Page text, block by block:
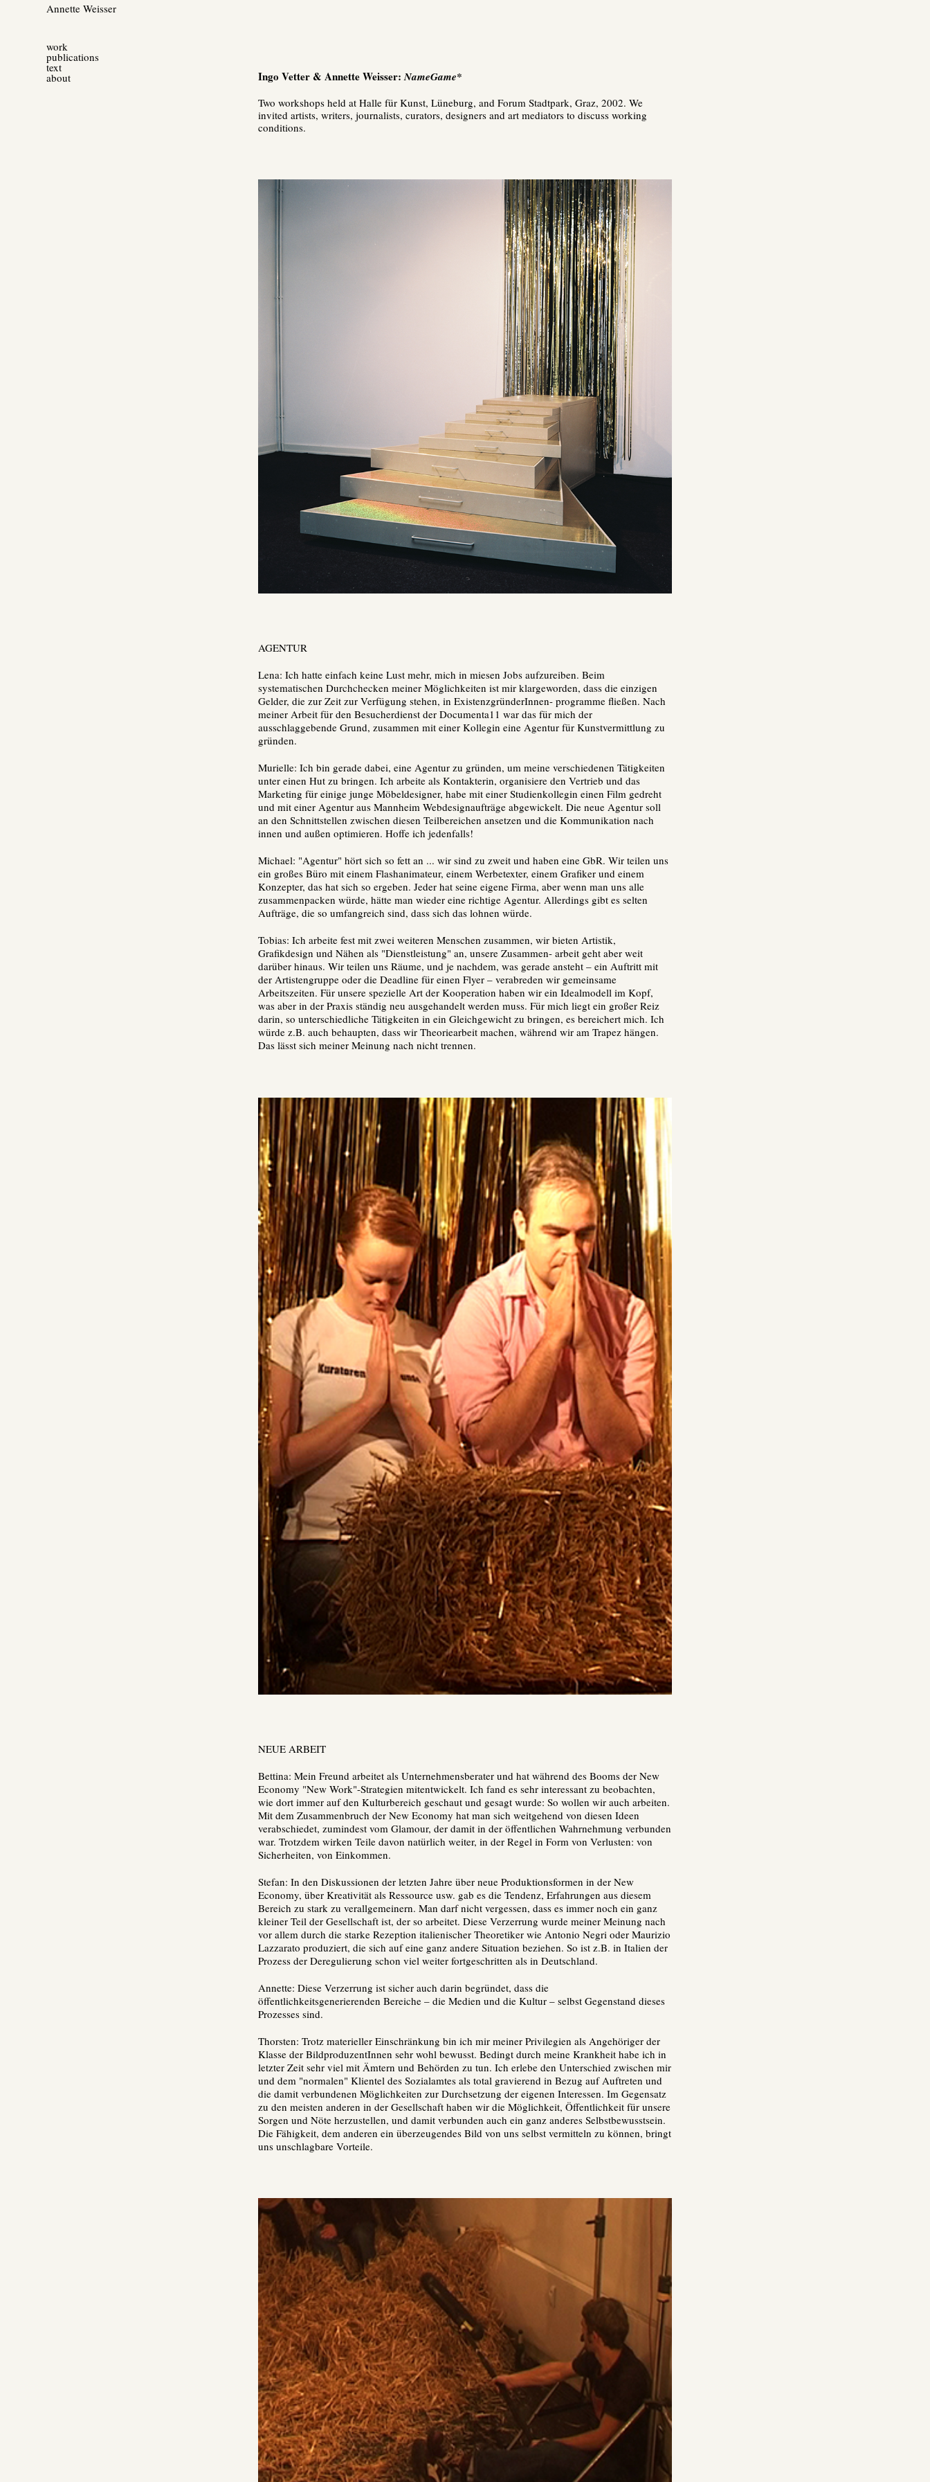
Annette Weisser
work
publications
text
about Ingo Vetter & Annette Weisser:NameGame*
Two workshops held at Halle für Kunst, Lüneburg, and Forum Stadtpark, Graz, 2002. We
invited artists, writers, journalists, curators, designers and art mediators to discuss working
conditions.
AGENTUR
Lena: Ich hatte einfach keine Lust mehr, mich in miesen Jobs aufzureiben. Beim
systematischen Durchchecken meiner Möglichkeiten ist mir klargeworden, dass die einzigen
Gelder, die zur Zeit zur Verfügung stehen, in ExistenzgründerInnen- programme fließen. Nach
meiner Arbeit für den Besucherdienst der Documenta11 war das für mich der
ausschlaggebende Grund, zusammen mit einer Kollegin eine Agentur für Kunstvermittlung zu
gründen.
Murielle: Ich bin gerade dabei, eine Agentur zu gründen, um meine verschiedenen Tätigkeiten
unter einen Hut zu bringen. Ich arbeite als Kontakterin, organisiere den Vertrieb und das
Marketing für einige junge Möbeldesigner, habe mit einer Studienkollegin einen Film gedreht
und mit einer Agentur aus Mannheim Webdesignaufträge abgewickelt. Die neue Agentur soll
an den Schnittstellen zwischen diesen Teilbereichen ansetzen und die Kommunikation nach
innen und außen optimieren. Hoffe ich jedenfalls!
Michael: "Agentur" hört sich so fett an ... wir sind zu zweit und haben eine GbR. Wir teilen uns
ein großes Büro mit einem Flashanimateur, einem Werbetexter, einem Grafiker und einem
Konzepter, das hat sich so ergeben. Jeder hat seine eigene Firma, aber wenn man uns alle
zusammenpacken würde, hätte man wieder eine richtige Agentur. Allerdings gibt es selten
Aufträge, die so umfangreich sind, dass sich das lohnen würde.
Tobias: Ich arbeite fest mit zwei weiteren Menschen zusammen, wir bieten Artistik,
Grafikdesign und Nähen als "Dienstleistung" an, unsere Zusammen- arbeit geht aber weit
darüber hinaus. Wir teilen uns Räume, und je nachdem, was gerade ansteht – ein Auftritt mit
der Artistengruppe oder die Deadline für einen Flyer – verabreden wir gemeinsame
Arbeitszeiten. Für unsere spezielle Art der Kooperation haben wir ein Idealmodell im Kopf,
was aber in der Praxis ständig neu ausgehandelt werden muss. Für mich liegt ein großer Reiz
darin, so unterschiedliche Tätigkeiten in ein Gleichgewicht zu bringen, es bereichert mich. Ich
würde z.B. auch behaupten, dass wir Theoriearbeit machen, während wir am Trapez hängen.
Das lässt sich meiner Meinung nach nicht trennen.
NEUE ARBEIT
Bettina: Mein Freund arbeitet als Unternehmensberater und hat während des Booms der New
Economy "New Work"-Strategien mitentwickelt. Ich fand es sehr interessant zu beobachten,
wie dort immer auf den Kulturbereich geschaut und gesagt wurde: So wollen wir auch arbeiten.
Mit dem Zusammenbruch der New Economy hat man sich weitgehend von diesen Ideen
verabschiedet, zumindest vom Glamour, der damit in der öffentlichen Wahrnehmung verbunden
war. Trotzdem wirken Teile davon natürlich weiter, in der Regel in Form von Verlusten: von
Sicherheiten, von Einkommen.
Stefan: In den Diskussionen der letzten Jahre über neue Produktionsformen in der New
Economy, über Kreativität als Ressource usw. gab es die Tendenz, Erfahrungen aus diesem
Bereich zu stark zu verallgemeinern. Man darf nicht vergessen, dass es immer noch ein ganz
kleiner Teil der Gesellschaft ist, der so arbeitet. Diese Verzerrung wurde meiner Meinung nach
vor allem durch die starke Rezeption italienischer Theoretiker wie Antonio Negri oder Maurizio
Lazzarato produziert, die sich auf eine ganz andere Situation beziehen. So ist z.B. in Italien der
Prozess der Deregulierung schon viel weiter fortgeschritten als in Deutschland.
Annette: Diese Verzerrung ist sicher auch darin begründet, dass die
öffentlichkeitsgenerierenden Bereiche – die Medien und die Kultur – selbst Gegenstand dieses
Prozesses sind.
Thorsten: Trotz materieller Einschränkung bin ich mir meiner Privilegien als Angehöriger der
Klasse der BildproduzentInnen sehr wohl bewusst. Bedingt durch meine Krankheit habe ich in
letzter Zeit sehr viel mit Ämtern und Behörden zu tun. Ich erlebe den Unterschied zwischen mir
und dem "normalen" Klientel des Sozialamtes als total gravierend in Bezug auf Auftreten und
die damit verbundenen Möglichkeiten zur Durchsetzung der eigenen Interessen. Im Gegensatz
zu den meisten anderen in der Gesellschaft haben wir die Möglichkeit, Öffentlichkeit für unsere
Sorgen und Nöte herzustellen, und damit verbunden auch ein ganz anderes Selbstbewusstsein.
Die Fähigkeit, dem anderen ein überzeugendes Bild von uns selbst vermitteln zu können, bringt
uns unschlagbare Vorteile.